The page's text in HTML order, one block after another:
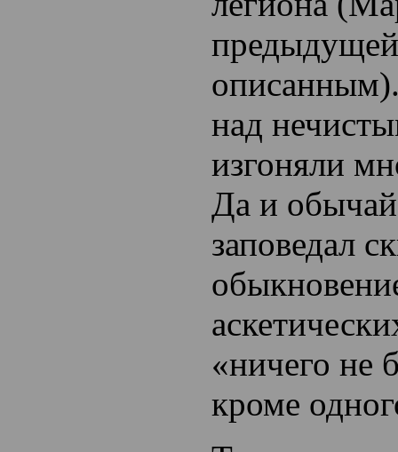
предыдущей
над
изгоняли
Да и
заповедал
«ничего не
кроме